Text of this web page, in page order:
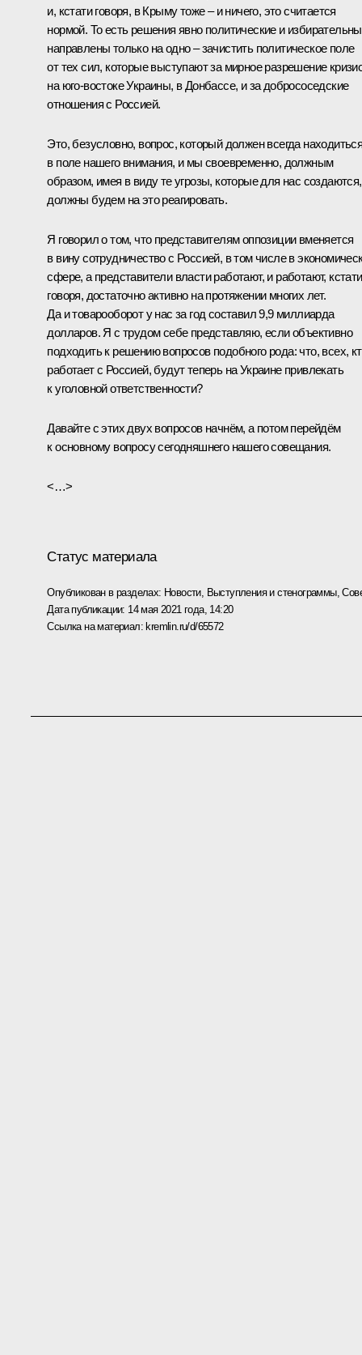
и, кстати говоря, в Крыму тоже – и ничего, это считается
нормой. То есть решения явно политические и
направлены только на одно – зачистить политическое поле
от тех сил, которые выступают за мирное разрешение
на юго-востоке Украины, в Донбассе, и за добрососедские
отношения с Россией.
Это, безусловно, вопрос, который должен всегда
в поле нашего внимания, и мы своевременно, должным
образом, имея в виду те угрозы, которые для нас создаются,
должны будем на это реагировать.
Я говорил о том, что представителям оппозиции вменяется
в вину сотрудничество с Россией, в том числе в
сфере, а представители власти работают, и работают, кстати
говоря, достаточно активно на протяжении многих лет.
Да и товарооборот у нас за год составил 9,9 миллиарда
долларов. Я с трудом себе представляю, если объективно
подходить к решению вопросов подобного рода: что, всех,
работает с Россией, будут теперь на Украине привлекать
к уголовной ответственности?
Давайте с этих двух вопросов начнём, а потом перейдём
к основному вопросу сегодняшнего нашего совещания.
<…>
Статус материала
Опубликован в разделах: Новости, Выступления и стенограммы,
Дата публикации: 14 мая 2021 года, 14:20
Ссылка на материал: kremlin.ru/d/65572